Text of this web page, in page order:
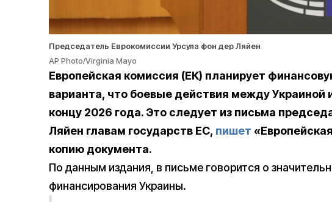
Председатель Еврокомиссии Урсула фон дер Ляйен
AP Photo/Virginia Mayo
Европейская комиссия (ЕК) планирует
варианта, что боевые действия между Украиной
концу 2026 года. Это следует из письма
Ляйен главам государств ЕС, пишет
копию документа.
По данным издания, в письме говорится о
финансирования Украины.